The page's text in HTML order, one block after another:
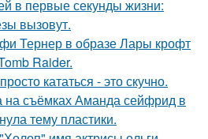
в первые секунды жизни:
вызовут.
Тернер в образе Лары крофт
Raider.
кататься - это скучно.
на съёмках Аманда сейфрид в
тему пластики.